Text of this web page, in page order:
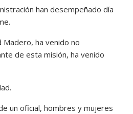
han desempeñado día
Madero, ha venido no
de esta misión, ha venido
un oficial, hombres y mujeres